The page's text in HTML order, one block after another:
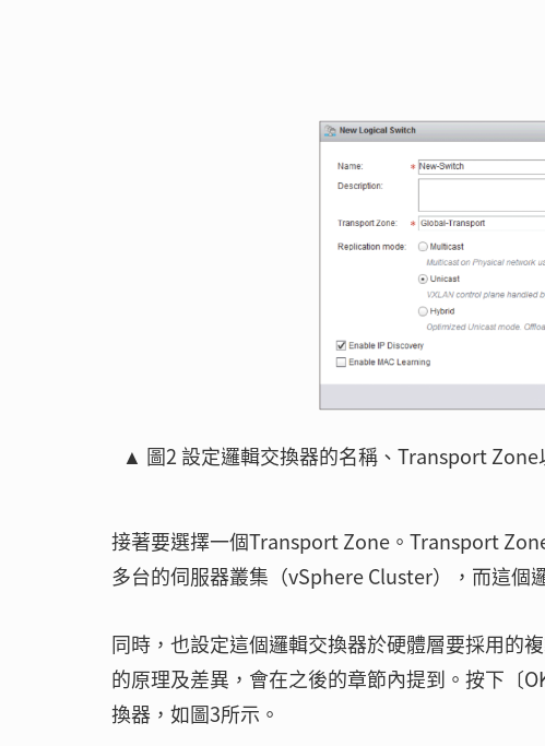
▲ 圖2 設定邏輯交換器的名稱、Transport Zone
接著要選擇一個Transport Zone。Transport
多台的伺服器叢集（vSphere Cluster），而這個
同時，也設定這個邏輯交換器於硬體層要採用
的原理及差異，會在之後的章節內提到。按下〔
換器，如圖3所示。